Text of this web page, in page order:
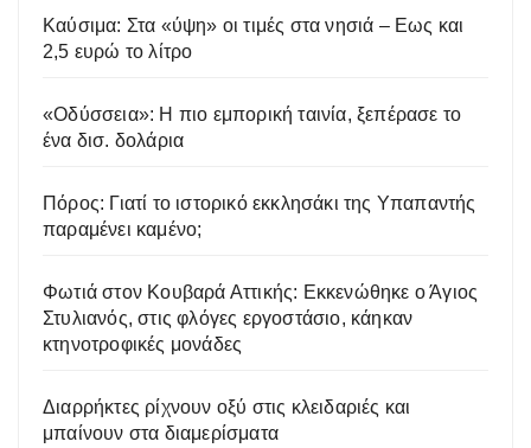
Kαύσιμα: Στα «ύψη» οι τιμές στα νησιά – Eως και
2,5 ευρώ το λίτρο
«Οδύσσεια»: Η πιο εμπορική ταινία, ξεπέρασε το
ένα δισ. δολάρια
Πόρος: Γιατί το ιστορικό εκκλησάκι της Υπαπαντής
παραμένει καμένο;
Φωτιά στον Κουβαρά Αττικής: Εκκενώθηκε ο Άγιος
Στυλιανός, στις φλόγες εργοστάσιο, κάηκαν
κτηνοτροφικές μονάδες
Διαρρήκτες ρίχνουν οξύ στις κλειδαριές και
μπαίνουν στα διαμερίσματα